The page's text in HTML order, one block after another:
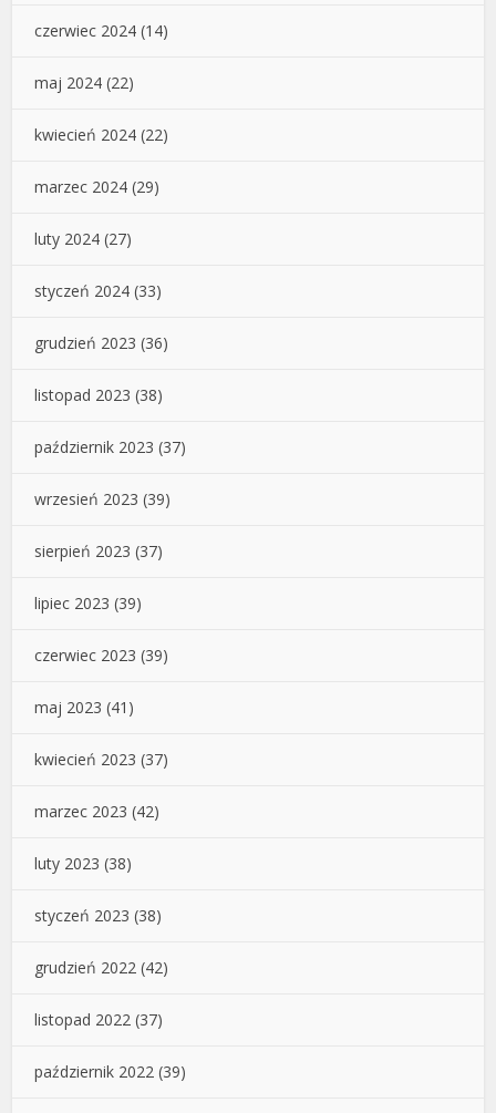
czerwiec 2024 (14)
maj 2024 (22)
kwiecień 2024 (22)
marzec 2024 (29)
luty 2024 (27)
styczeń 2024 (33)
grudzień 2023 (36)
listopad 2023 (38)
październik 2023 (37)
wrzesień 2023 (39)
sierpień 2023 (37)
lipiec 2023 (39)
czerwiec 2023 (39)
maj 2023 (41)
kwiecień 2023 (37)
marzec 2023 (42)
luty 2023 (38)
styczeń 2023 (38)
grudzień 2022 (42)
listopad 2022 (37)
październik 2022 (39)